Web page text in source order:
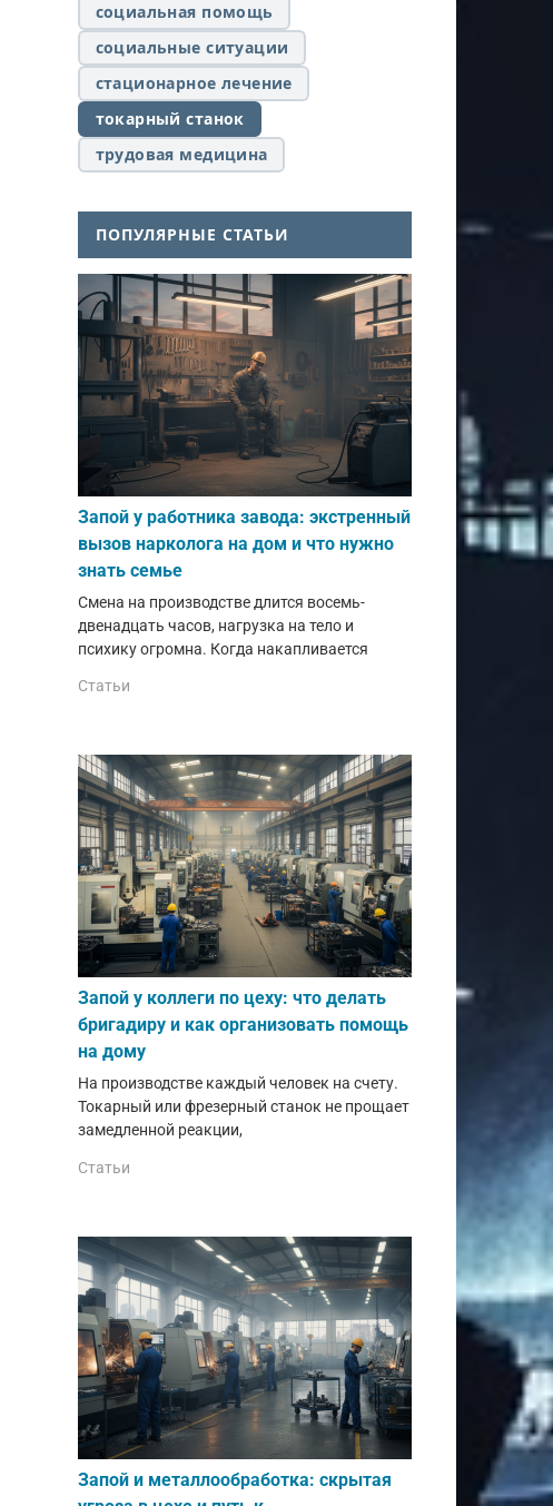
социальная помощь
социальные ситуации
стационарное лечение
токарный станок
трудовая медицина
ПОПУЛЯРНЫЕ СТАТЬИ
Запой у работника завода: экстренный
вызов нарколога на дом и что нужно
знать семье
Смена на производстве длится восемь-
двенадцать часов, нагрузка на тело и
психику огромна. Когда накапливается
Статьи
Запой у коллеги по цеху: что делать
бригадиру и как организовать помощь
на дому
На производстве каждый человек на счету.
Токарный или фрезерный станок не прощает
замедленной реакции,
Статьи
Запой и металлообработка: скрытая